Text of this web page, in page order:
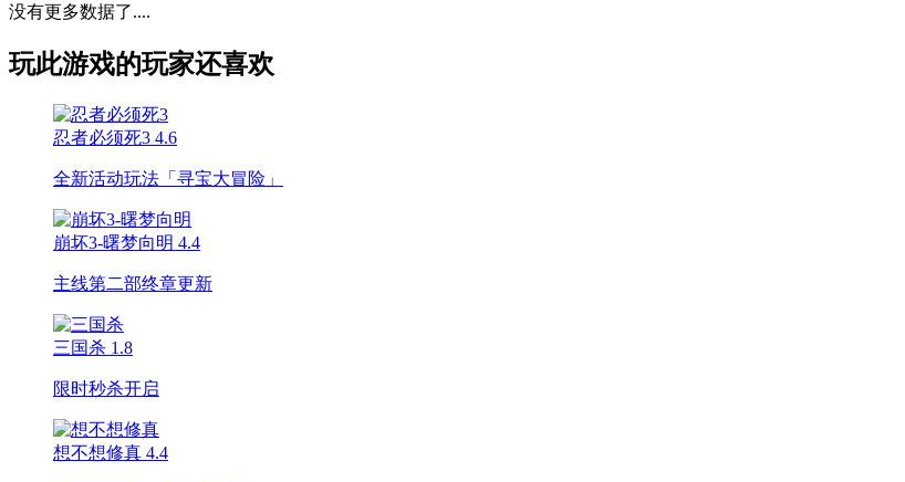
没有更多数据了....
玩此游戏的玩家还喜欢
忍者必须死3 4.6
全新活动玩法「寻宝大冒险」
崩坏3-曙梦向明 4.4
主线第二部终章更新
三国杀 1.8
限时秒杀开启
想不想修真 4.4